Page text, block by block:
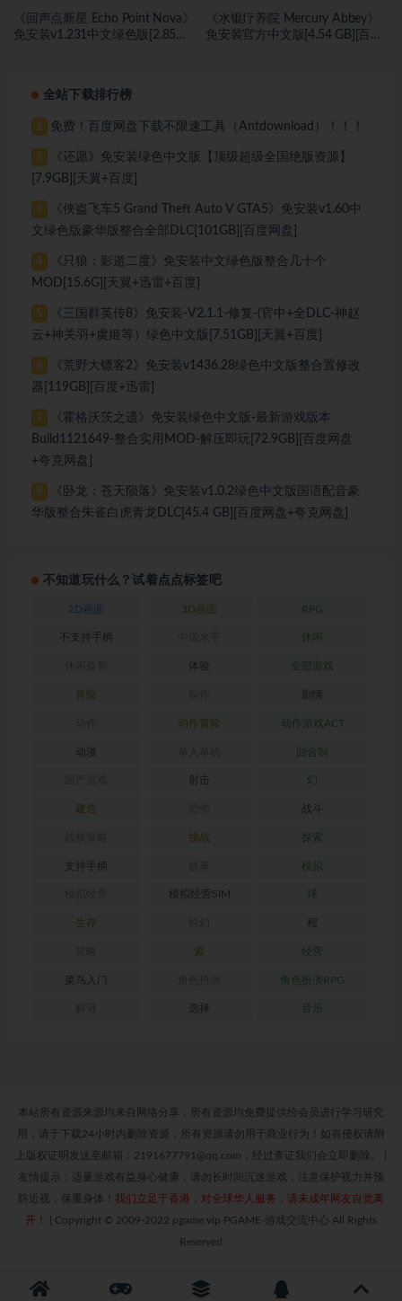
《回声点新星 Echo Point Nova》
免安装v1.231中文绿色版[2.85
《水银疗养院 Mercury Abbey》
免安装官方中文版[4.54 GB][百度
全站下载排行榜
1 免费！百度网盘下载不限速工具（Antdownload）！！！
2
《还愿》免安装绿色中文版【顶级超级全国绝版资源】
[7.9GB][天翼+百度]
3
《侠盗飞车5 Grand Theft Auto V GTA5》免安装v1.60中
文绿色版豪华版整合全部DLC[101GB][百度网盘]
4
《只狼：影逝二度》免安装中文绿色版整合几十个
MOD[15.6G][天翼+迅雷+百度]
5
《三国群英传8》免安装-V2.1.1-修复-(官中+全DLC-神赵
云+神关羽+虞姬等）绿色中文版[7.51GB][天翼+百度]
6
《荒野大镖客2》免安装v1436.28绿色中文版整合置修改
器[119GB][百度+迅雷]
7
《霍格沃茨之遗》免安装绿色中文版-最新游戏版本
Build1121649-整合实用MOD-解压即玩[72.9GB][百度网盘
+夸克网盘]
8
《卧龙：苍天陨落》免安装v1.0.2绿色中文版国语配音豪
华版整合朱雀白虎青龙DLC[45.4 GB][百度网盘+夸克网盘]
不知道玩什么？试着点点标签吧
2D画面 3D画面 RPG
不支持手柄 休闲
体验 全部游戏
冒险 剧情
动作冒险 动作游戏ACT
动漫 回合制
射击 幻
建造 战斗
挑战 探索
支持手柄 模拟
模拟经营SIM 球
生存 程
索 经营
菜鸟入门 角色扮演RPG
选择 音乐
本站所有资源来源均来自网络分享，所有资源均免费提供给会员进行学习研究
用，请于下载24小时内删除资源，所有资源请勿用于商业行为！如有侵权请附
上版权证明发送至邮箱：2191677791@qq.com，经过查证我们会立即删除。
友情提示：适量游戏有益身心健康，请勿长时间沉迷游戏，注意保护视力并预
防近视，保重身体！ 我们立足于香港，对全球华人服务，请未成年网友自觉离
开！
Copyright © 2009-2022 pgame.vip PGAME-游戏交流中心 All Rights
Reserved